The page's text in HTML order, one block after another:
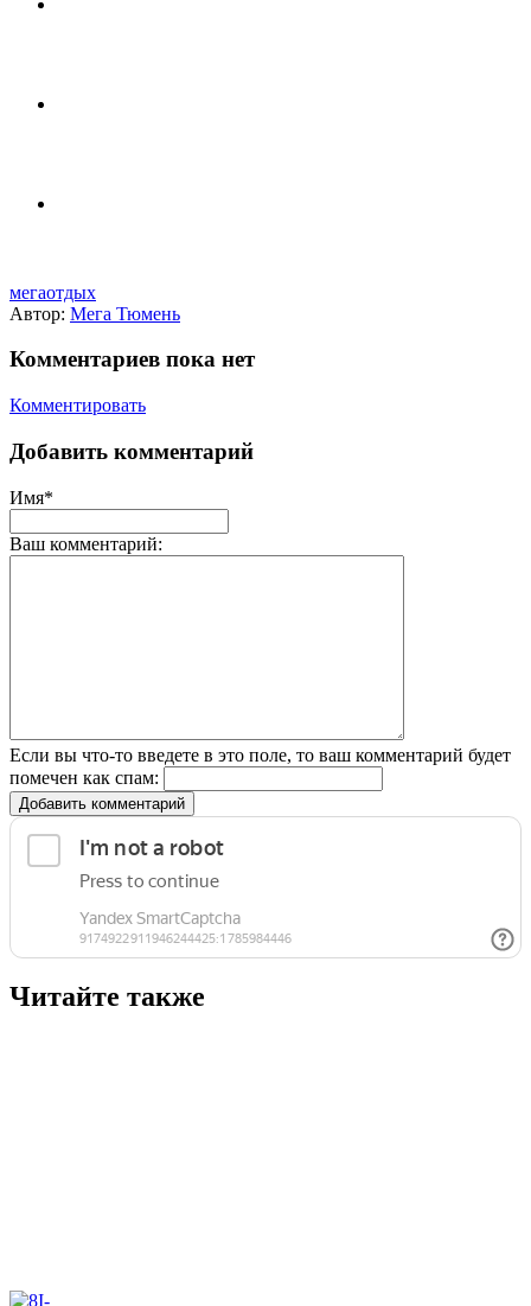
мегаотдых
Автор: Мега Тюмень
Комментариев пока нет
Комментировать
Добавить комментарий
Имя*
Ваш комментарий:
Если вы что-то введете в это поле, то ваш комментарий будет
помечен как спам:
Добавить комментарий
Читайте также